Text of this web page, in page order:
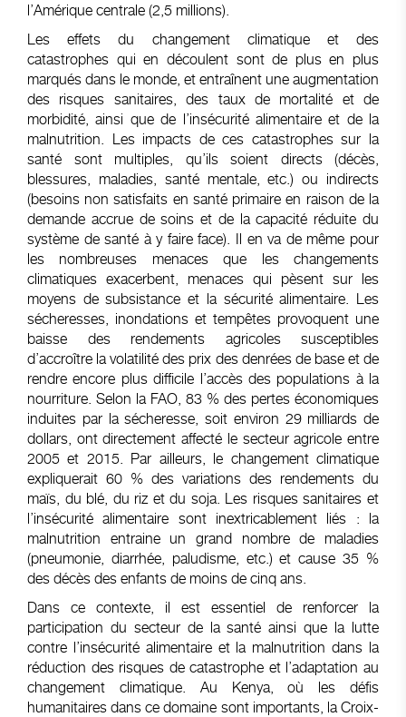
l’Amérique centrale (2,5 millions).
Les effets du changement climatique et des
catastrophes qui en découlent sont de plus en plus
marqués dans le monde, et entraînent une augmentation
des risques sanitaires, des taux de mortalité et de
morbidité, ainsi que de l’insécurité alimentaire et de la
malnutrition. Les impacts de ces catastrophes sur la
santé sont multiples, qu’ils soient directs (décès,
blessures, maladies, santé mentale, etc.) ou indirects
(besoins non satisfaits en santé primaire en raison de la
demande accrue de soins et de la capacité réduite du
système de santé à y faire face). Il en va de même pour
les nombreuses menaces que les changements
climatiques exacerbent, menaces qui pèsent sur les
moyens de subsistance et la sécurité alimentaire. Les
sécheresses, inondations et tempêtes provoquent une
baisse des rendements agricoles susceptibles
d’accroître la volatilité des prix des denrées de base et de
rendre encore plus difficile l’accès des populations à la
nourriture. Selon la FAO, 83 % des pertes économiques
induites par la sécheresse, soit environ 29 milliards de
dollars, ont directement affecté le secteur agricole entre
2005 et 2015. Par ailleurs, le changement climatique
expliquerait 60 % des variations des rendements du
maïs, du blé, du riz et du soja. Les risques sanitaires et
l’insécurité alimentaire sont inextricablement liés : la
malnutrition entraine un grand nombre de maladies
(pneumonie, diarrhée, paludisme, etc.) et cause 35 %
des décès des enfants de moins de cinq ans.
Dans ce contexte, il est essentiel de renforcer la
participation du secteur de la santé ainsi que la lutte
contre l’insécurité alimentaire et la malnutrition dans la
réduction des risques de catastrophe et l’adaptation au
changement climatique. Au Kenya, où les défis
humanitaires dans ce domaine sont importants, la Croix-